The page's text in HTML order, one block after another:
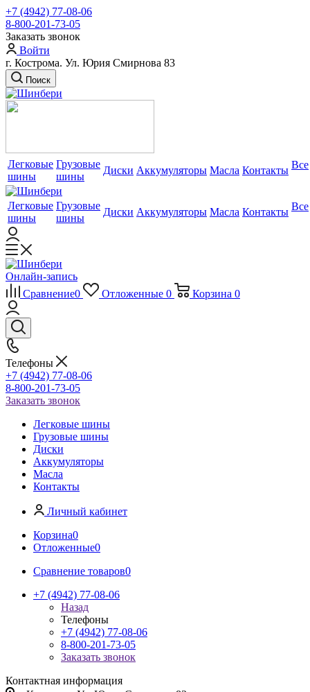
+7 (4942) 77-08-06
8-800-201-73-05
Заказать звонок
Войти
г. Кострома. Ул. Юрия Смирнова 83
Поиск
Легковые
шины
Грузовые
шины
Диски Аккумуляторы Масла Контакты Все
Легковые
шины
Грузовые
шины
Диски Аккумуляторы Масла Контакты Все
Онлайн-запись
Сравнение0 Отложенные 0 Корзина 0
Телефоны
+7 (4942) 77-08-06
8-800-201-73-05
Заказать звонок
Легковые шины
Грузовые шины
Диски
Аккумуляторы
Масла
Контакты
Личный кабинет
Корзина0
Отложенные0
Сравнение товаров0
+7 (4942) 77-08-06
Назад
Телефоны
+7 (4942) 77-08-06
8-800-201-73-05
Заказать звонок
Контактная информация